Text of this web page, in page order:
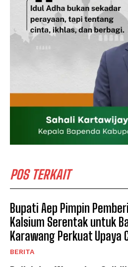
POS TERKAIT
Bupati Aep Pimpin
Kalsium Serentak untuk
Karawang Perkuat Upaya
BERITA